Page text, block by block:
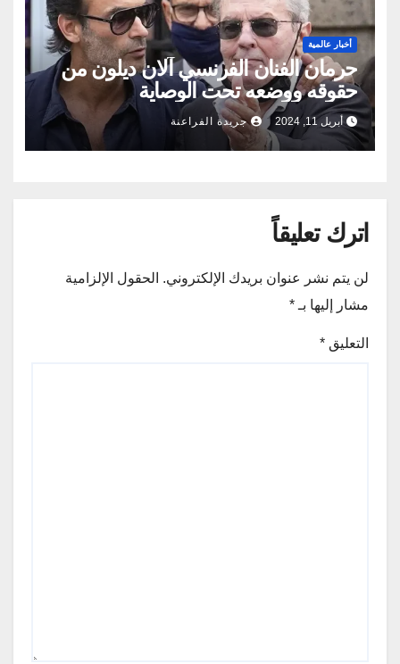
أخبار عالمية
حرمان الفنان الفرنسي آلان ديلون من
حقوقه ووضعه تحت الوصاية
أبريل 11, 2024 جريدة الفراعنة
اترك تعليقاً
لن يتم نشر عنوان بريدك الإلكتروني. الحقول الإلزامية
مشار إليها بـ *
التعليق *